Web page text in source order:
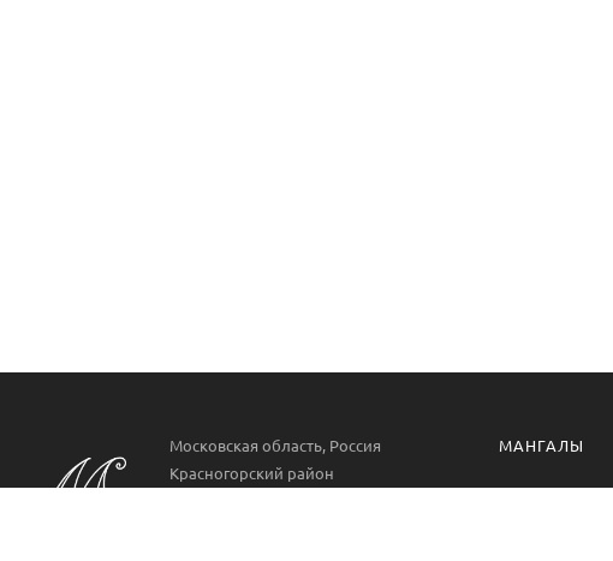
МАНГАЛЫ
Московская область, Россия
Красногорский район